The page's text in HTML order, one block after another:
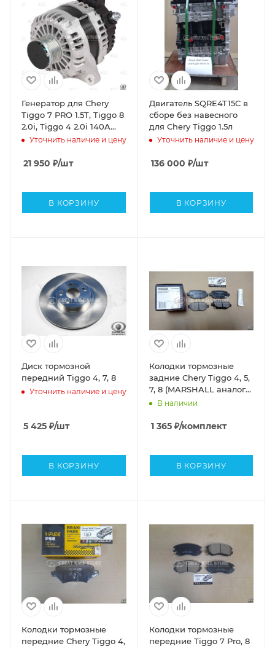
Генератор для Chery
Tiggo 7 PRO 1.5T, Tiggo 8
2.0i, Tiggo 4 2.0i 140A
(STARTVOLT аналог
Уточнить наличие и цену
21 950 ₽/шт
В КОРЗИНУ
Двигатель SQRE4T15C в
сборе без навесного
для Chery Tiggo 1.5л
Уточнить наличие и цену
136 000 ₽/шт
В КОРЗИНУ
Диск тормозной
передний Tiggo 4, 7, 8
Уточнить наличие и цену
5 425 ₽/шт
В КОРЗИНУ
Колодки тормозные
задние Chery Tiggo 4, 5,
7, 8 (MARSHALL аналог
T15-6GN3502080)
В наличии
1 365₽/комплект
В КОРЗИНУ
Колодки тормозные
передние Chery Tiggo 4,
Колодки тормозные
передние Tiggo 7 Pro, 8